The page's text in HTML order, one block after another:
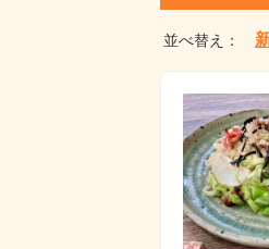
並べ替え：